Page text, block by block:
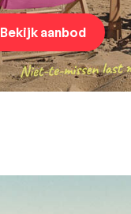
Bekijk aanbod